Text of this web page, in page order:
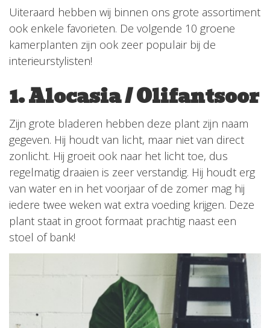
Uiteraard hebben wij binnen ons grote assortiment
ook enkele favorieten. De volgende 10 groene
kamerplanten zijn ook zeer populair bij de
interieurstylisten!
1. Alocasia / Olifantsoor
Zijn grote bladeren hebben deze plant zijn naam
gegeven. Hij houdt van licht, maar niet van direct
zonlicht. Hij groeit ook naar het licht toe, dus
regelmatig draaien is zeer verstandig. Hij houdt erg
van water en in het voorjaar of de zomer mag hij
iedere twee weken wat extra voeding krijgen. Deze
plant staat in groot formaat prachtig naast een
stoel of bank!